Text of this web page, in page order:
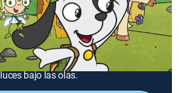
Animated, Children, Fantasy|
|2014
el grupo descubre por qué flotan los
Mediterráneo, el equipo busca el
bajo las olas.